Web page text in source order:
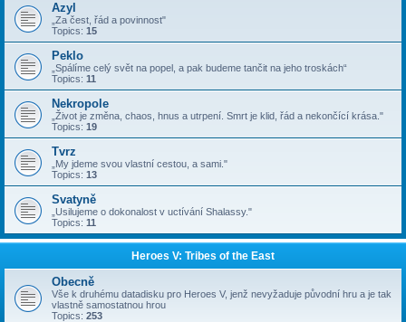
Azyl
„Za čest, řád a povinnost"
Topics: 15
Peklo
„Spálíme celý svět na popel, a pak budeme tančit na jeho troskách“
Topics: 11
Nekropole
„Život je změna, chaos, hnus a utrpení. Smrt je klid, řád a nekončící krása."
Topics: 19
Tvrz
„My jdeme svou vlastní cestou, a sami."
Topics: 13
Svatyně
„Usilujeme o dokonalost v uctívání Shalassy."
Topics: 11
Heroes V: Tribes of the East
Obecně
Vše k druhému datadisku pro Heroes V, jenž nevyžaduje původní hru a je tak
vlastně samostatnou hrou
Topics: 253